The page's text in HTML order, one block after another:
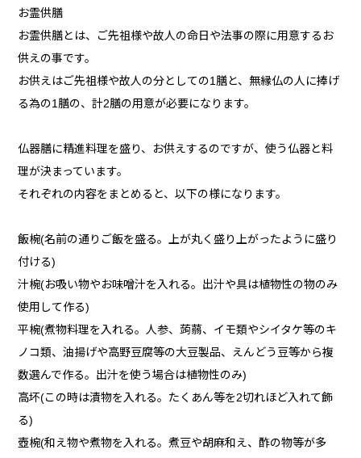
お霊供膳
お霊供膳とは、ご先祖様や故人の命日や法事の際に用意するお
供えの事です。
お供えはご先祖様や故人の分としての1膳と、無縁仏の人に捧げ
る為の1膳の、計2膳の用意が必要になります。
仏器膳に精進料理を盛り、お供えするのですが、使う仏器と料
理が決まっています。
それぞれの内容をまとめると、以下の様になります。
飯椀(名前の通りご飯を盛る。上が丸く盛り上がったように盛り
付ける)
汁椀(お吸い物やお味噌汁を入れる。出汁や具は植物性の物のみ
使用して作る)
平椀(煮物料理を入れる。人参、蒟蒻、イモ類やシイタケ等のキ
ノコ類、油揚げや高野豆腐等の大豆製品、えんどう豆等から複
数選んで作る。出汁を使う場合は植物性のみ)
高坏(この時は漬物を入れる。たくあん等を2切れほど入れて飾
る)
壺椀(和え物や煮物を入れる。煮豆や胡麻和え、酢の物等が多